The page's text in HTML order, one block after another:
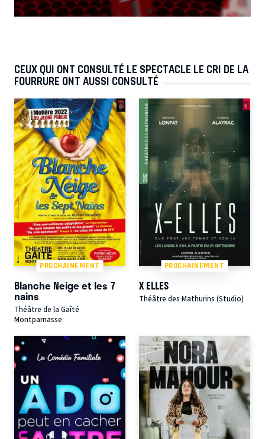
CEUX QUI ONT CONSULTÉ LE SPECTACLE LE CRI DE LA
FOURRURE ONT AUSSI CONSULTÉ
PROCHAINEMENT
Blanche Neige et les 7
nains
Théâtre de la Gaîté
Montparnasse
PROCHAINEMENT
X ELLES
Théâtre des Mathurins (Studio)